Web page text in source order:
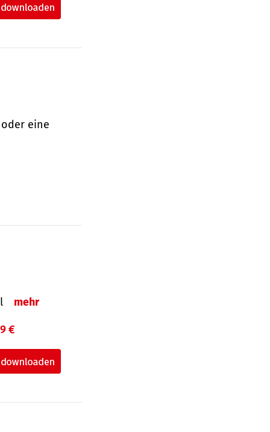
eine
mehr
€